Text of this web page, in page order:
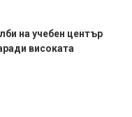
на учебен център
високата